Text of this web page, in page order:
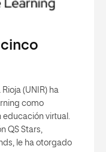
(UNIR) ha
como
educación virtual.
QS Stars,
le ha otorgado